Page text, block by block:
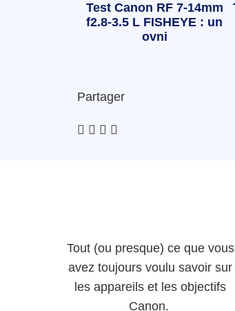
Test Canon RF 7-14mm
f2.8-3.5 L FISHEYE : un
ovni
Partager
Tout (ou presque) ce que vous
avez toujours voulu savoir sur
les appareils et les objectifs
Canon.